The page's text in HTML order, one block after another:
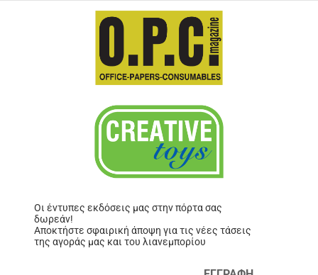
Οι έντυπες εκδόσεις μας στην πόρτα σας
δωρεάν!
Αποκτήστε σφαιρική άποψη για τις νέες τάσεις
της αγοράς μας και του λιανεμπορίου